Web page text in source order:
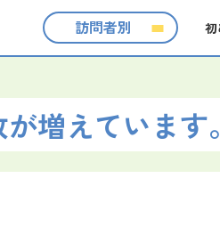
訪問者別
が増えていま